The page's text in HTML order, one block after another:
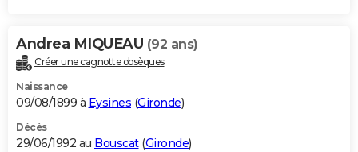
Andrea MIQUEAU (92 ans)
Créer une cagnotte obsèques
Naissance
09/08/1899 à Eysines (Gironde)
Décès
29/06/1992 au Bouscat(Gironde)